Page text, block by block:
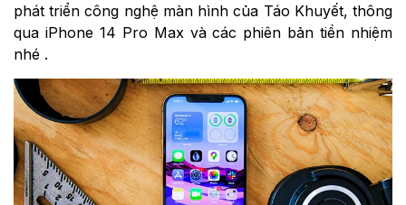
phát triển công nghệ màn hình của Táo Khuyết, thông
qua iPhone 14 Pro Max và các phiên bản tiền nhiệm
nhé .